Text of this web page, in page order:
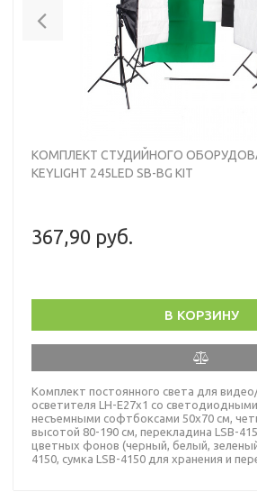
Previous
КОМПЛЕКТ СТУДИЙНОГО
KEYLIGHT 245LED SB-BG KIT
367,90 руб.
В КОРЗИНУ
Комплект постоянного света для
осветителя LH-E27х1 со
несъемными софтбоксами 50х70 см,
высотой 80-190 cм, перекладина LSB-
цветных фонов (черный, белый,
4150, сумка LSB-4150 для хранения и